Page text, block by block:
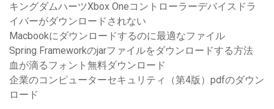
キングダムハーツXbox Oneコントローラーデバイスドラ
イバーがダウンロードされない
Macbookにダウンロードするのに最適なファイル
Spring Frameworkのjarファイルをダウンロードする方法
血が滴るフォント無料ダウンロード
企業のコンピューターセキュリティ（第4版）pdfのダウン
ロード